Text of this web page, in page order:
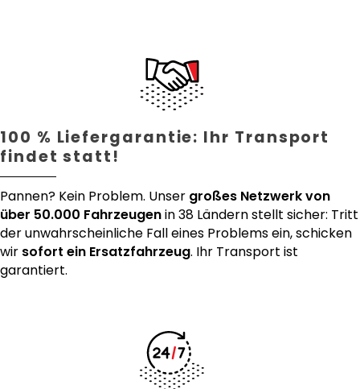
100 % Liefergarantie: Ihr Transport
findet statt!
Pannen? Kein Problem. Unser großes Netzwerk von
über 50.000 Fahrzeugenin 38 Ländern stellt sicher: Tritt
der unwahrscheinliche Fall eines Problems ein, schicken
wir sofort ein Ersatzfahrzeug. Ihr Transport ist
garantiert.